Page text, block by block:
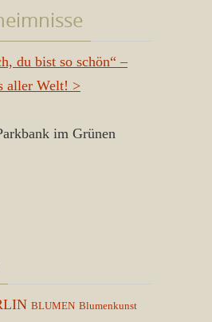
du bist so schön“ –
aller Welt! >
BLUMEN Blumenkunst